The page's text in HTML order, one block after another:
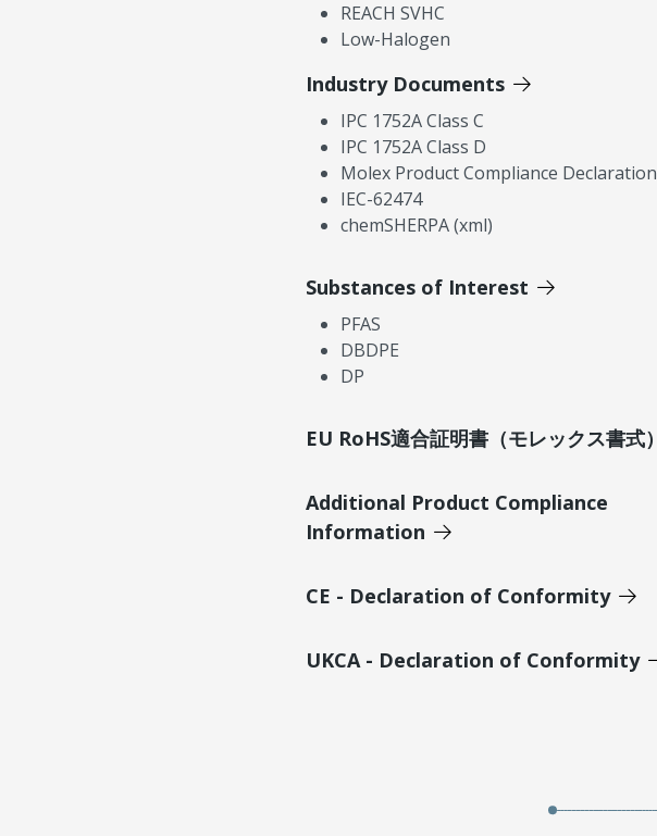
REACH SVHC
Low-Halogen
Industry Documents
IPC 1752A Class C
IPC 1752A Class D
Molex Product Compliance Declaration
IEC-62474
chemSHERPA (xml)
Substances of Interest
PFAS
DBDPE
DP
EU RoHS適合証明書（モレックス書式）
Additional Product Compliance
Information
CE - Declaration of Conformity
UKCA - Declaration of Conformity